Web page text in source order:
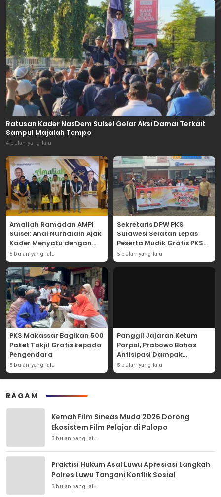
Ratusan Kader NasDem Sulsel Gelar Aksi Damai Terkait
Sampul Majalah Tempo
4 bulan yang lalu
Amaliah Ramadan AMPI
Sulsel: Andi Nurhaldin Ajak
Kader Menyatu dengan
Kaum Dhuafa
5 bulan yang lalu
Sekretaris DPW PKS
Sulawesi Selatan Lepas
Peserta Mudik Gratis PKS
2026
5 bulan yang lalu
PKS Makassar Bagikan 500
Paket Takjil Gratis kepada
Pengendara
5 bulan yang lalu
Panggil Jajaran Ketum
Parpol, Prabowo Bahas
Antisipasi Dampak
Geopolitik Dunia Usia
Konflik Iran-AS
5 bulan yang lalu
RAGAM
Kemah Film Sineas Muda 2026 Dorong
Ekosistem Film Pelajar di Palopo
3 bulan yang lalu
Praktisi Hukum Asal Luwu Apresiasi Langkah
Polres Luwu Tangani Konflik Sosial
3 bulan yang lalu